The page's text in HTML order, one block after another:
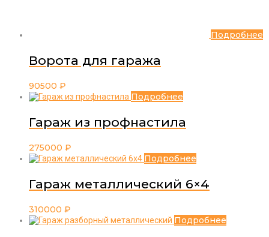
Подробнее
Ворота для гаража
90500 ₽
Подробнее
Гараж из профнастила
275000 ₽
Подробнее
Гараж металлический 6×4
310000 ₽
Подробнее